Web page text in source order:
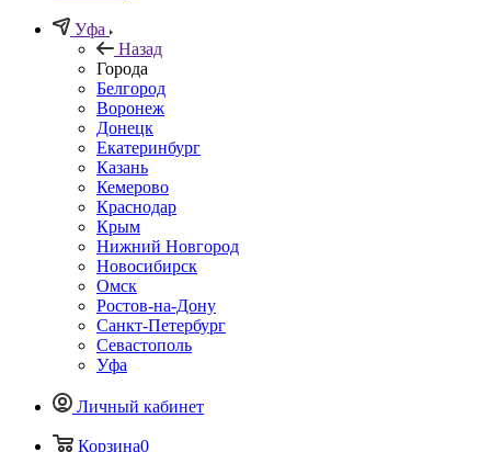
Уфа
Назад
Города
Белгород
Воронеж
Донецк
Екатеринбург
Казань
Кемерово
Краснодар
Крым
Нижний Новгород
Новосибирск
Омск
Ростов-на-Дону
Санкт-Петербург
Севастополь
Уфа
Личный кабинет
Корзина0